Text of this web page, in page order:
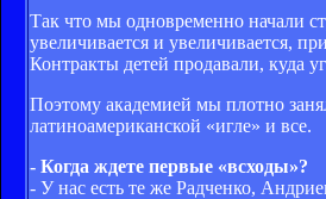
Так что мы одновременно начали
увеличивается и увеличивается,
Контракты детей продавали, куда
Поэтому академией мы плотно
латиноамериканской «игле» и все.
- Когда ждете первые «всходы»?
- У нас есть те же Радченко,